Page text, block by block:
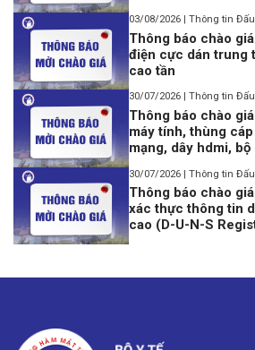
03/08/2026 | Thông tin
Thông báo chào
điện cực dán trung
cao tần
30/07/2026 | Thông tin
Thông báo chào
máy tính, thùng
mạng, dây hdmi,
30/07/2026 | Thông tin
Thông báo chào
xác thực thông tin
cao (D-U-N-S